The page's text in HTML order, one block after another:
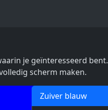
je geïnteresseerd
scherm maken.
Zuiver blauw